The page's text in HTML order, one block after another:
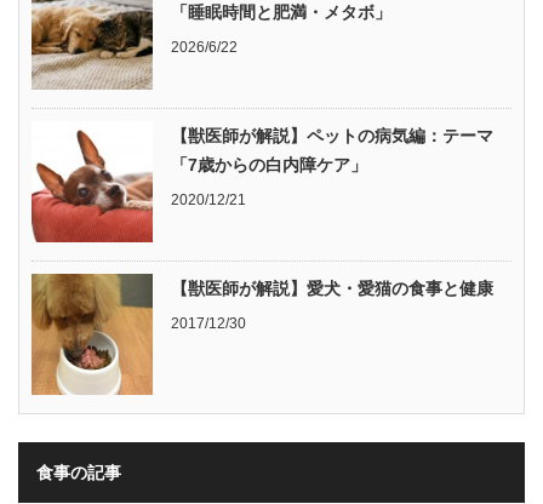
「睡眠時間と肥満・メタボ」
2026/6/22
【獣医師が解説】ペットの病気編：テーマ
「7歳からの白内障ケア」
2020/12/21
【獣医師が解説】愛犬・愛猫の食事と健康
2017/12/30
食事の記事